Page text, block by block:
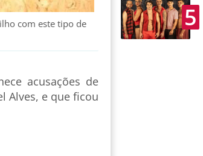
com este tipo de
acusações de
Alves, e que ficou
5